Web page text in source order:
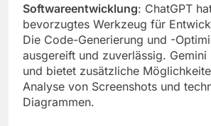
Softwareentwicklung: ChatGPT
bevorzugtes Werkzeug für
Die Code-Generierung und -
ausgereift und zuverlässig.
und bietet zusätzliche
Analyse von Screenshots und
Diagrammen.